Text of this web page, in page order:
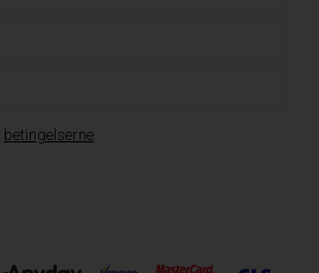
betingelserne